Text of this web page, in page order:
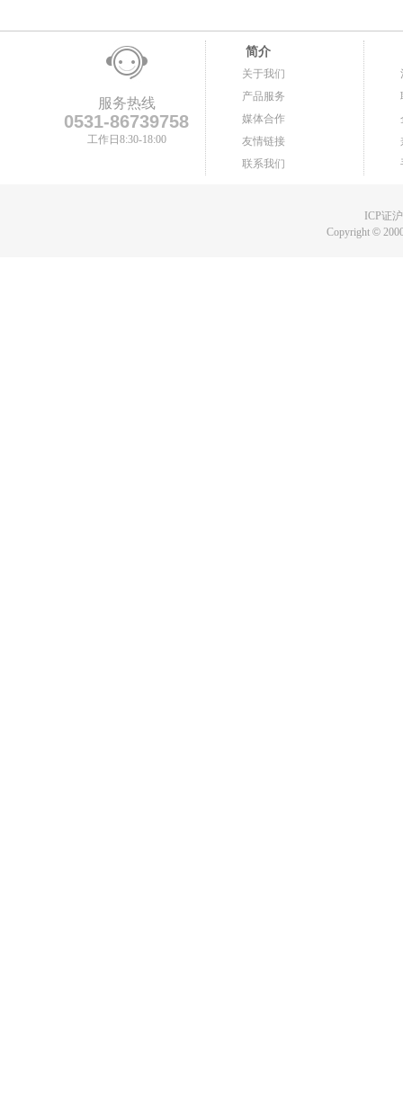
服务热线
0531-86739758
工作日8:30-18:00
简介
关于我们
产品服务
媒体合作
友情链接
联系我们
ICP证
Copyright©